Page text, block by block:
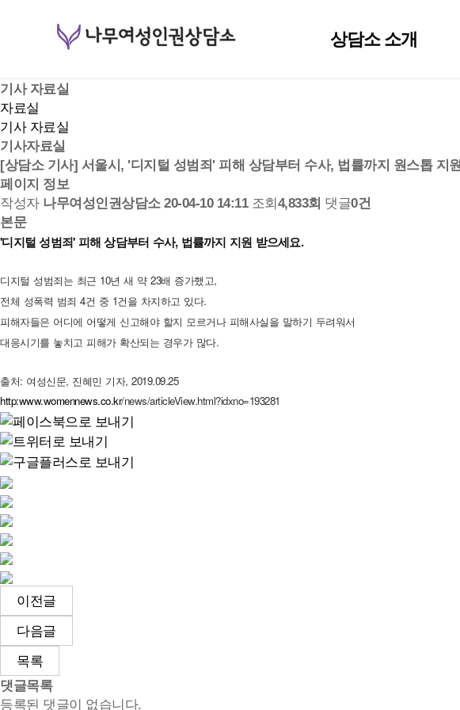
상담소 소개
기사 자료실
자료실
기사 자료실
기사자료실
[상담소 기사] 서울시, '디지털 성범죄' 피해 상담부터 수사, 법률까지 원스톱 지원
페이지 정보
작성자 나무여성인권상담소 20-04-10 14:11조회4,833회 댓글0건
본문
'디지털 성범죄' 피해 상담부터 수사, 법률까지 지원 받으세요.
디지털 성범죄는 최근 10년 새 약 23배 증가했고,
전체 성폭력 범죄 4건 중 1건을 차지하고 있다.
피해자들은 어디에 어떻게 신고해야 할지 모르거나 피해사실을 말하기 두려워서
대응시기를 놓치고 피해가 확산되는 경우가 많다.
출처: 여성신문, 진혜민 기자, 2019.09.25
http:www.womennews.co.kr/news/articleView.html?idxno=193281
이전글
다음글
목록
댓글목록
등록된 댓글이 없습니다.